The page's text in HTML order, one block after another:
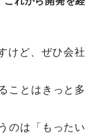
けど、ぜひ会社
ことはきっと多
のは「もったい